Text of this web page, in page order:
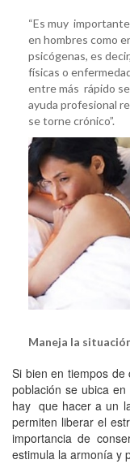
“Es muy
en hombres como
psicógenas, es
físicas o
entre más rápido
ayuda profesional
se torne crónico”.
Maneja la
Si bien en tiempos
población se ubica
hay que hacer a un
permiten liberar el
importancia de
estimula la armonía y